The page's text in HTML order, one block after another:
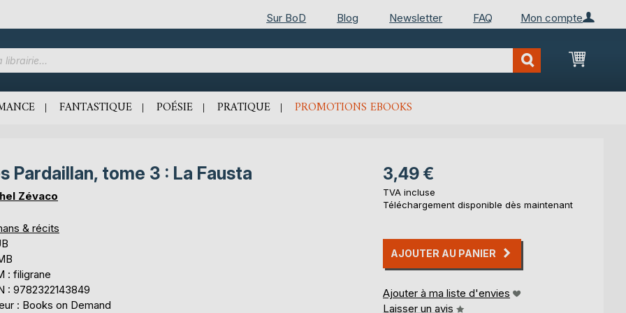
Mon compte
Sur BoD Blog Newsletter FAQ
Mon
FANTASTIQUE POÉSIE PRATIQUE PROMOTIONS EBOOKS
Pardaillan, tome 3 : La Fausta
Zévaco
& récits
: filigrane
: 9782322143849
: Books on Demand
3,49 €
TVA incluse
Téléchargement disponible dès maintenant
AJOUTER AU PANIER
Ajouter à ma liste d'envies
Laisser un avis